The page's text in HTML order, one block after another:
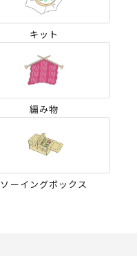
キット
編み物
ソーイングボックス